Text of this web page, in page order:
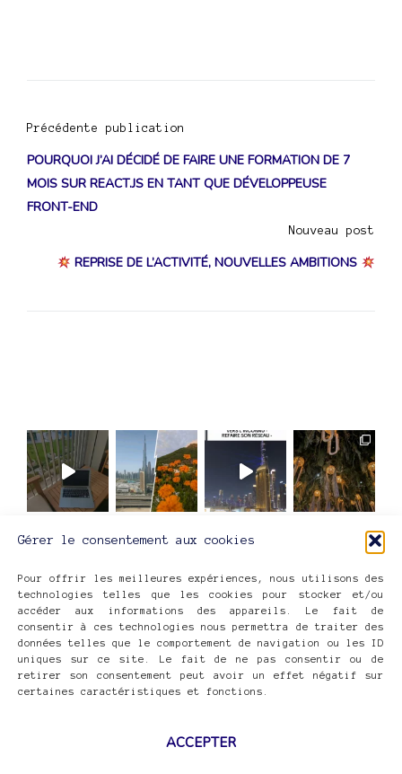
Gérer le consentement aux cookies
Pour offrir les meilleures expériences, nous utilisons des
technologies telles que les cookies pour stocker et/ou
accéder aux informations des appareils. Le fait de
consentir à ces technologies nous permettra de traiter des
données telles que le comportement de navigation ou les ID
uniques sur ce site. Le fait de ne pas consentir ou de
retirer son consentement peut avoir un effet négatif sur
certaines caractéristiques et fonctions.
ACCEPTER
Navigation
de
l’article
Précédente publication
POURQUOI J’AI DÉCIDÉ DE FAIRE UNE FORMATION DE 7
MOIS SUR REACT.JS EN TANT QUE DÉVELOPPEUSE
FRONT-END
Nouveau post
REPRISE DE L’ACTIVITÉ, NOUVELLES AMBITIONS
ME SUIVRE SUR INSTAGRAM
©2026 INES.IO